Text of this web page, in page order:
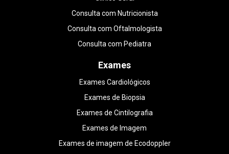
Consulta com Nutricionista
Consulta com Oftalmologista
Consulta com Pediatra
Exames
Exames Cardiológicos
Exames de Biopsia
Exames de Cintilografia
Exames de Imagem
Exames de imagem de Ecodoppler